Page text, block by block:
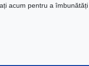
acum pentru a